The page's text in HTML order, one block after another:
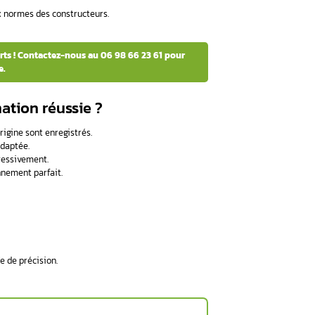
le changement de la vanne EGR :
remplacement.
véhicule a besoin d’une
irrégulière.
anormale de la consommation.
reprogrammation ?
sérieuses
de conduite.